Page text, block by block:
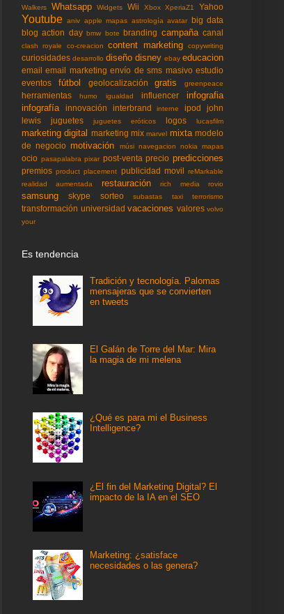
Walkers Whatsapp Widgets Wii Xbox XperiaZ1 Yahoo
Youtube aniv apple mapas astrología avatar big data
blog action day bmw bote branding campaña canal
clash royale co-creacion content marketing copywriting
curiosidades desarrollo diseño disney ebay educacion
email email marketing envío de sms masivo estudio
eventos
fútbol geolocalización gratis greenpeace
herramientas humo igualdad influencer
infografia
infografía
innovación interbrand interne ipod
john
lewis
juguetes juguetes eróticos logos lucasfilm
marketing digital marketing mix marvel mixta modelo
de negocio motivación músi navegacion nokia mapas
ocio pasapalabra pixar post-venta precio predicciones
premios product placement publicidad movil reMarkable
realidad aumentada
restauración rich media rovio
samsung skype sorteo subastas taxi terrorismo
transformación universidad vacaciones valores volvo
your
Es tendencia
Tradición y tecnología. Palomas
mensajeras que se convierten
en tweets
El Galán de Torre del Mar: Mira
la magia de mi melena
¿Qué es para mi el Business
Intelligence?
¿El fin del Marketing Digital? El
impacto de la IA en el SEO
Marketing: ¿satisface
necesidades o las genera?